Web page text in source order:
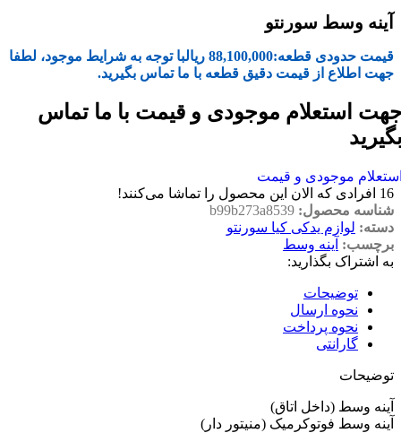
آینه وسط سورنتو
قیمت حدودی قطعه:88,100,000 ریالبا توجه به شرایط موجود، لطفا
جهت اطلاع از قیمت دقیق قطعه با ما تماس بگیرید.
استعلام موجودی و قیمت با ما تماس
موجودی و قیمت
16 افرادی که الان این محصول را تماشا می‌کنند!
شناسه محصول: b99b273a8539
دسته: لوازم یدکی کیا سورنتو
برچسب: آینه وسط
به اشتراک بگذارید:
توضیحات
نحوه ارسال
نحوه پرداخت
گارانتی
توضیحات
آینه وسط (داخل اتاق)
آینه وسط فوتوکرمیک (منیتور دار)